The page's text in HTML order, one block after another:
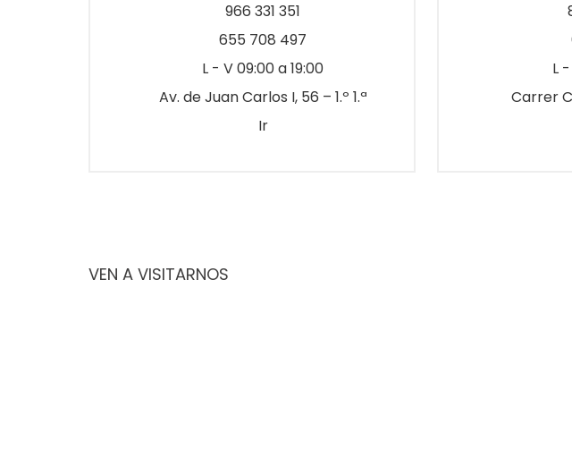
966 331 351
655 708 497
L - V 09:00 a 19:00
Av. de Juan Carlos I, 56 – 1.º 1.ª
Ir
L
Carrer
VEN A VISITARNOS